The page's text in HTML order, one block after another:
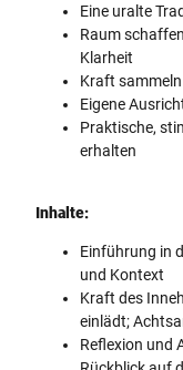
Eine uralte
Raum
Klarheit
Kraft
Eigene
Praktische,
erhalten
Inhalte:
Einführung in
und Kontext
Kraft des
einlädt;
Reflexion und